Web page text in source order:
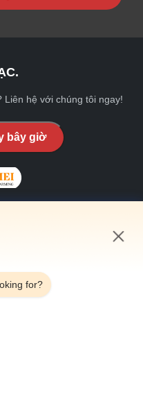
Liên hệ với chúng tôi ngay!
bây giờ
tôi
for?